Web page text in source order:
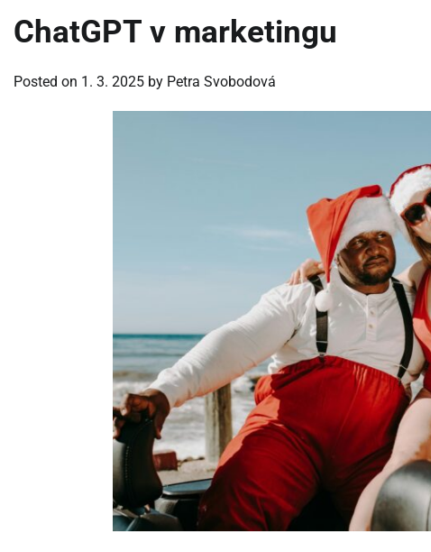
ChatGPT v marketingu
Posted on 1. 3. 2025 by Petra Svobodová